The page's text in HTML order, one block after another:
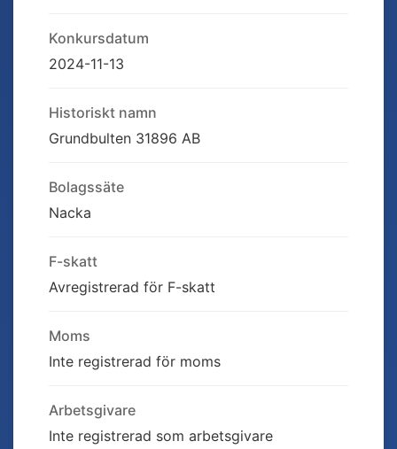
Konkursdatum
2024-11-13
Historiskt namn
Grundbulten 31896 AB
Bolagssäte
Nacka
F-skatt
Avregistrerad för F-skatt
Moms
Inte registrerad för moms
Arbetsgivare
Inte registrerad som arbetsgivare